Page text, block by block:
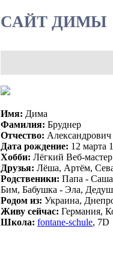
САЙТ ДИМЫ
Имя: Дима
Фамилия: Бруднер
Отчество: Александрович
Дата рождение: 12 марта
Хобби: Лёгкий Веб-мастер
Друзья: Лёша, Артём,
Родственики: Папа -
Бим, Бабушка - Эла,
Родом из: Украина,
Живу сейчас: Германия,
Школа: fontane-schule, 7D